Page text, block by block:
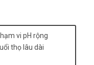
vi pH rộng
thọ lâu dài